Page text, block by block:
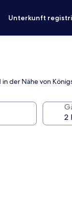
Unterkunft
der Nähe von